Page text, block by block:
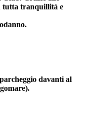
tutta tranquillità e
davanti al